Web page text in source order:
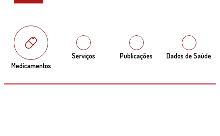
Medicamentos
Serviços Publicações Dados de Saúde